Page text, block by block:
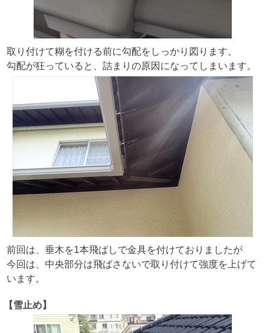
取り付けて糊を付ける前に勾配をしっかり図ります。
勾配が狂っていると、詰まりの原因になってしまいます。
前回は、垂木を1本飛ばしで金具を付けておりましたが
今回は、中央部分は飛ばさないで取り付けて強度を上げて
います。
【雪止め】